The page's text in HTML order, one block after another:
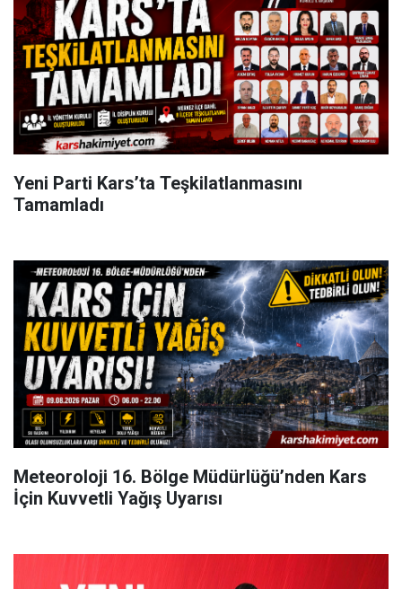
Yeni Parti Kars’ta Teşkilatlanmasını
Tamamladı
Meteoroloji 16. Bölge Müdürlüğü’nden Kars
İçin Kuvvetli Yağış Uyarısı